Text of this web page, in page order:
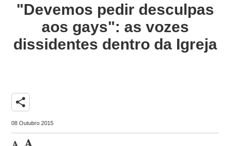
"Devemos pedir desculpas
aos gays": as vozes
dissidentes dentro da Igreja
share
08 Outubro 2015